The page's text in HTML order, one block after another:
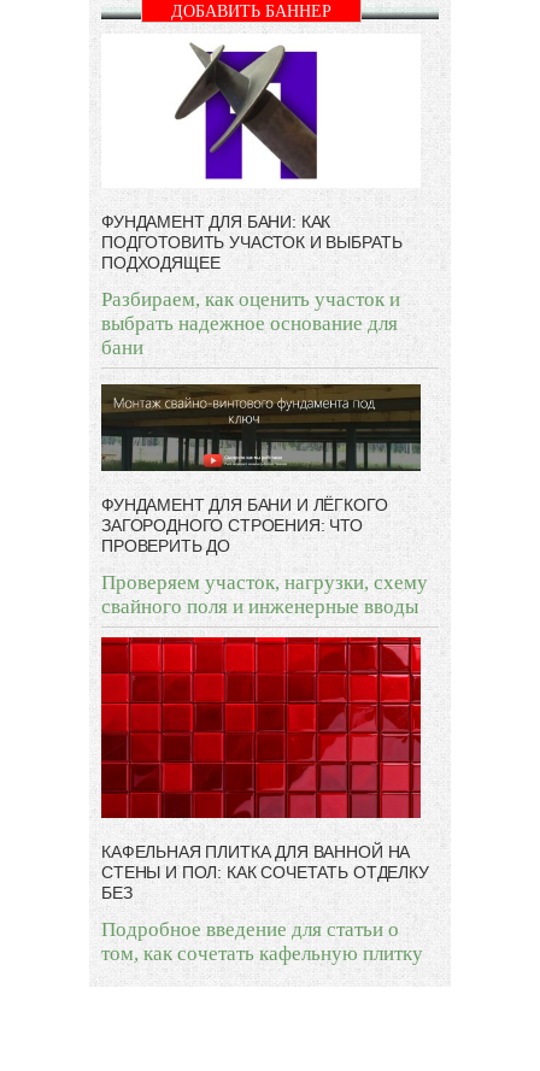
ДОБАВИТЬ БАННЕР
ФУНДАМЕНТ ДЛЯ БАНИ: КАК
ПОДГОТОВИТЬ УЧАСТОК И ВЫБРАТЬ
ПОДХОДЯЩЕЕ
Разбираем, как оценить участок и
выбрать надежное основание для
бани
ФУНДАМЕНТ ДЛЯ БАНИ И ЛЁГКОГО
ЗАГОРОДНОГО СТРОЕНИЯ: ЧТО
ПРОВЕРИТЬ ДО
Проверяем участок, нагрузки, схему
свайного поля и инженерные вводы
КАФЕЛЬНАЯ ПЛИТКА ДЛЯ ВАННОЙ НА
СТЕНЫ И ПОЛ: КАК СОЧЕТАТЬ ОТДЕЛКУ
БЕЗ
Подробное введение для статьи о
том, как сочетать кафельную плитку